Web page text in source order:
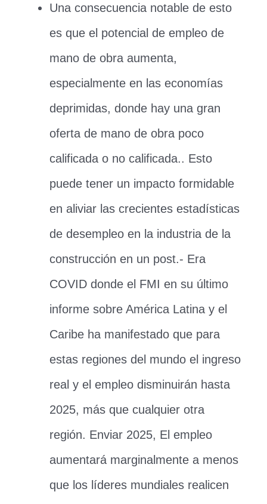
Una consecuencia notable de esto
es que el potencial de empleo de
mano de obra aumenta,
especialmente en las economías
deprimidas, donde hay una gran
oferta de mano de obra poco
calificada o no calificada.. Esto
puede tener un impacto formidable
en aliviar las crecientes estadísticas
de desempleo en la industria de la
construcción en un post.- Era
COVID donde el FMI en su último
informe sobre América Latina y el
Caribe ha manifestado que para
estas regiones del mundo el ingreso
real y el empleo disminuirán hasta
2025, más que cualquier otra
región. Enviar 2025, El empleo
aumentará marginalmente a menos
que los líderes mundiales realicen